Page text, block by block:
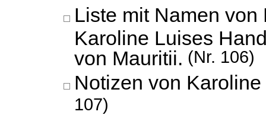
Liste mit Namen von
Karoline Luises
von Mauritii.
(Nr. 106)
Notizen von
107)